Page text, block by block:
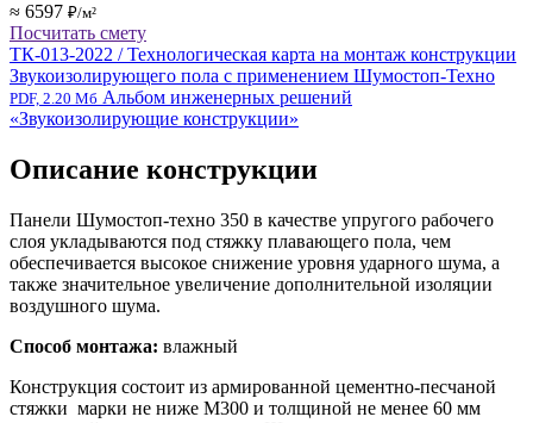
≈ 6597 ₽/м²
Посчитать смету
ТК-013-2022 / Технологическая карта на монтаж конструкции
Звукоизолирующего пола с применением Шумостоп-Техно
PDF, 2.20 Мб Альбом инженерных решений
«Звукоизолирующие конструкции»
Описание конструкции
Панели Шумостоп-техно 350 в качестве упругого рабочего
слоя укладываются под стяжку плавающего пола, чем
обеспечивается высокое снижение уровня ударного шума, а
также значительное увеличение дополнительной изоляции
воздушного шума.
Способ монтажа: влажный
Конструкция состоит из армированной цементно-песчаной
стяжки марки не ниже М300 и толщиной не менее 60 мм